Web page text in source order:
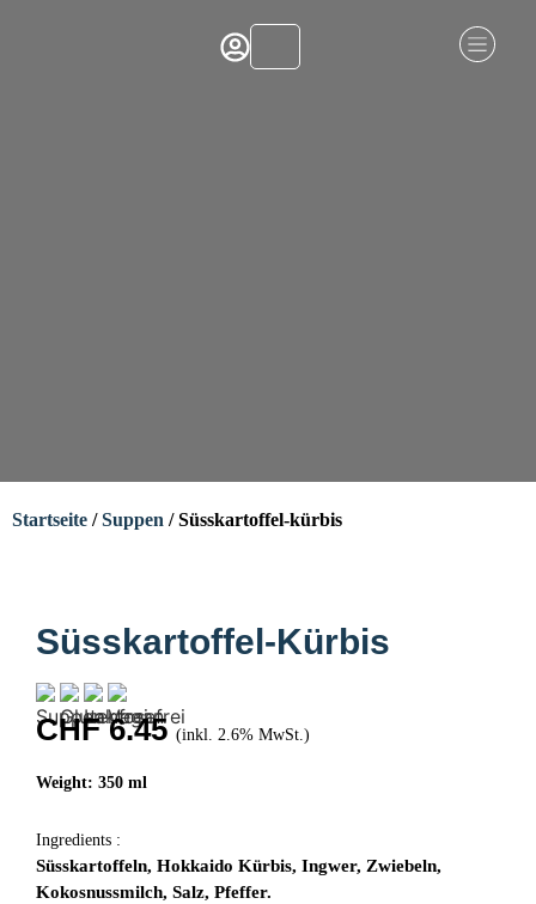
Startseite /Suppen / Süsskartoffel-kürbis
Süsskartoffel-Kürbis
CHF6.45 (inkl. 2.6% MwSt.)
Weight: 350 ml
Ingredients :
Süsskartoffeln, Hokkaido Kürbis, Ingwer, Zwiebeln,
Kokosnussmilch, Salz, Pfeffer.